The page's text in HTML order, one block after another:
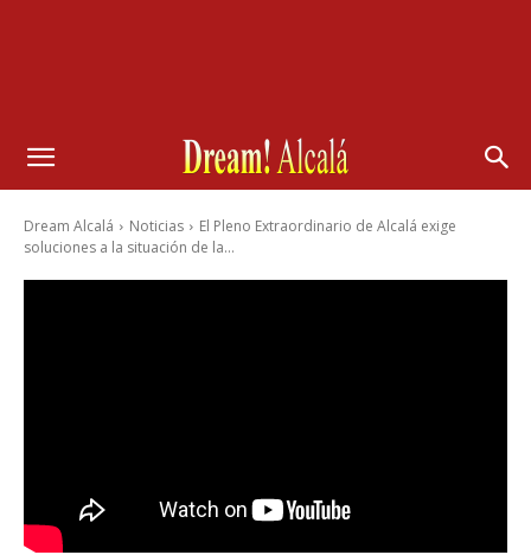
Dream Alcalá Noticias
El Pleno Extraordinario de Alcalá exige
soluciones a la situación de la...